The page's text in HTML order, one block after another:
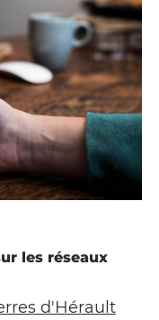
les réseaux
d'Hérault